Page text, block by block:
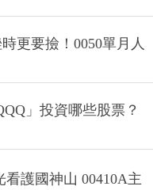
更要撿！0050單月人
」投資哪些股票？
護國神山 00410A主